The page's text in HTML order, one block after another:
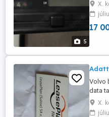
5
Ikarus
X.
17
Volvo
data
X.